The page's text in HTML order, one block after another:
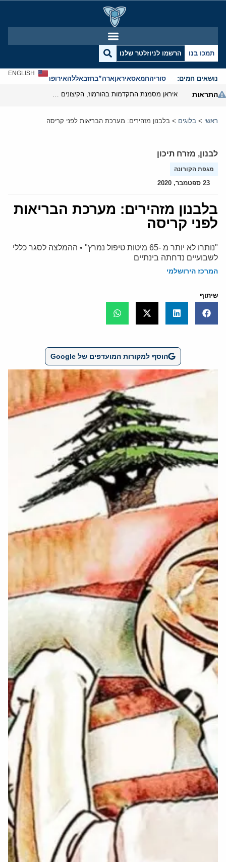
תמכו בנו הרשמו לניוזלטר שלנו
נושאים חמים: סוריהחמאסאיראןארה”בחזבאללהאירופהאנטישמיות
ENGLISH
התראות
ראשי > בלוגים > בלבנון מזהירים: מערכת הבריאות לפני קריסה
לבנון, מזרח תיכון
מגפת הקורונה
23 ספטמבר, 2020
בלבנון מזהירים: מערכת הבריאות
לפני קריסה
"נותרו לא יותר מ -65 מיטות טיפול נמרץ" • ההמלצה לסגר כללי
לשבועיים נדחתה בינתיים
המרכז הירושלמי
שיתוף
הוסף למקורות המועדפים של Google